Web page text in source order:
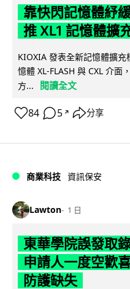
靠快閃記憶體紓
推 XL1 記憶體擴
KIOXIA 發表全新記憶體擴
憶體 XL-FLASH 與 CXL 介面
方...
閱讀全文
84 5 ↗ 分享
商業科技 資訊保安
Lawton 1 日
東華學院誤發取
申請人一度空歡
防護缺失